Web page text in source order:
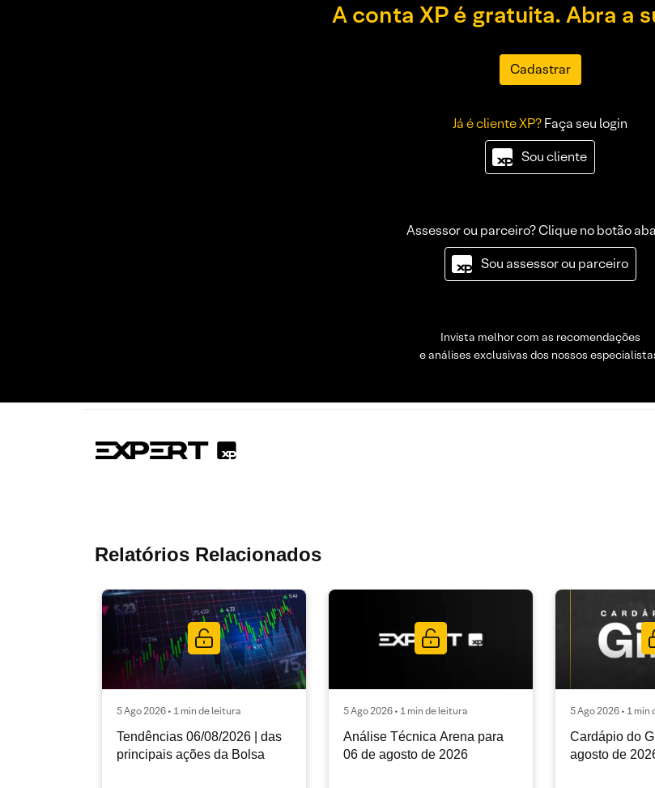
A conta XP é gratuita. Abra a
Cadastrar
Já é cliente XP?Faça seu login
Sou cliente
Assessor ou parceiro? Clique no botão
Sou assessor ou parceiro
Invista melhor com as recomendações
e análises exclusivas dos nossos
Relatórios Relacionados
5 Ago 2026 • 1 min de leitura
Tendências 06/08/2026 | das
principais ações da Bolsa
5 Ago 2026 • 1 min de leitura
Análise Técnica Arena para
06 de agosto de 2026
5 Ago 2026 • 1 min
Cardápio do
agosto de